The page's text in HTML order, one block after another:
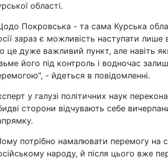
області.
Покровська - та сама Курська
зараз є можливість наступати
це дуже важливий пункт, але навіть
його під контроль і водночас
- йдеться в повідомленні.
у галузі політичних наук
сторони відчувають себе
потрібно намалювати перемогу на
народу, й після цього вже